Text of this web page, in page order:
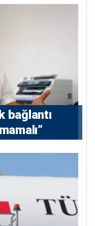
bağlantı